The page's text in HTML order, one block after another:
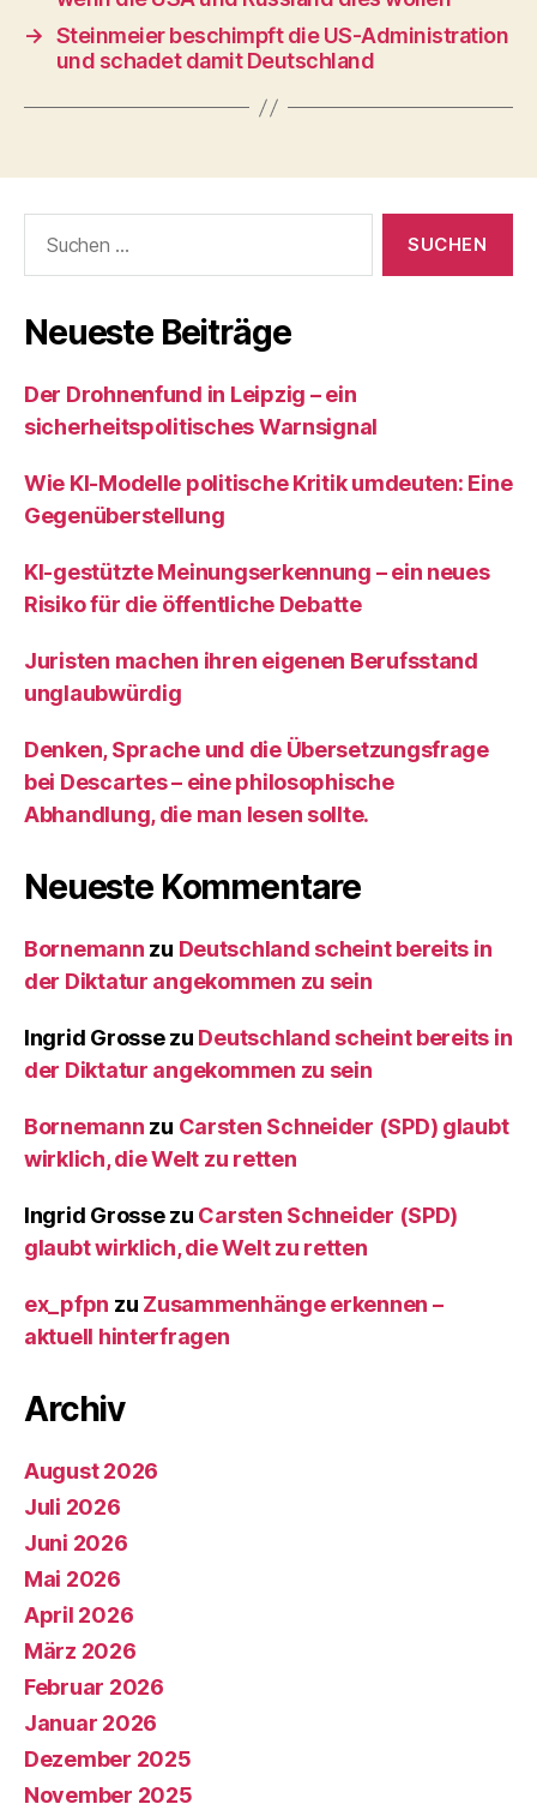
→ Steinmeier beschimpft die US-Administration
und schadet damit Deutschland
nach:
Neueste Beiträge
Der Drohnenfund in Leipzig – ein
sicherheitspolitisches Warnsignal
Wie KI‑Modelle politische Kritik umdeuten: Eine
Gegenüberstellung
KI‑gestützte Meinungserkennung – ein neues
Risiko für die öffentliche Debatte
Juristen machen ihren eigenen Berufsstand
unglaubwürdig
Denken, Sprache und die Übersetzungsfrage
bei Descartes – eine philosophische
Abhandlung, die man lesen sollte.
Neueste Kommentare
Bornemann zu Deutschland scheint bereits in
der Diktatur angekommen zu sein
Ingrid Grossezu Deutschland scheint bereits in
der Diktatur angekommen zu sein
Bornemann zu Carsten Schneider (SPD) glaubt
wirklich, die Welt zu retten
Ingrid Grossezu Carsten Schneider (SPD)
glaubt wirklich, die Welt zu retten
ex_pfpn zu Zusammenhänge erkennen –
aktuell hinterfragen
Archiv
August 2026
Juli 2026
Juni 2026
Mai 2026
April 2026
März 2026
Februar 2026
Januar 2026
Dezember 2025
November 2025